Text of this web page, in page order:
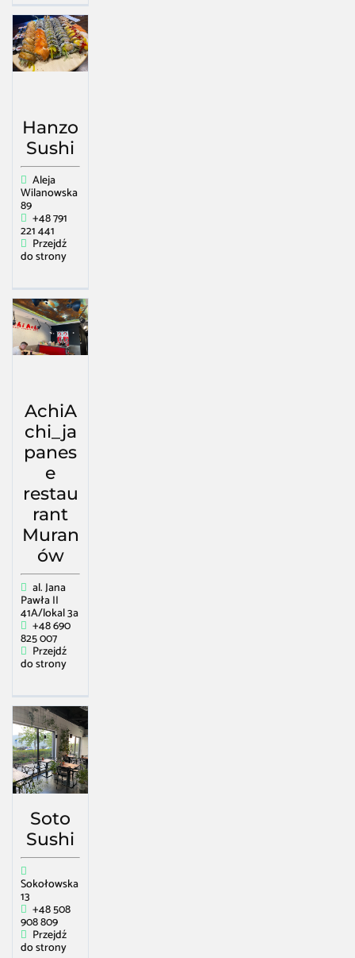
Hanzo
Sushi
Aleja
Wilanowska
89
+48 791
221 441
Przejdź
do strony
AchiA
chi_ja
panes
e
restau
rant
Muran
ów
al. Jana
Pawła II
41A/lokal 3a
+48 690
825 007
Przejdź
do strony
Soto
Sushi
Sokołowska
13
+48 508
908 809
Przejdź
do strony